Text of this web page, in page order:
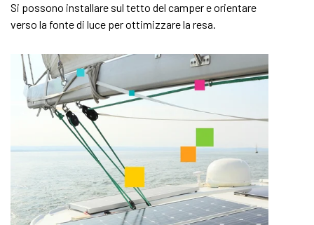
Si possono installare sul tetto del camper e orientare
verso la fonte di luce per ottimizzare la resa.